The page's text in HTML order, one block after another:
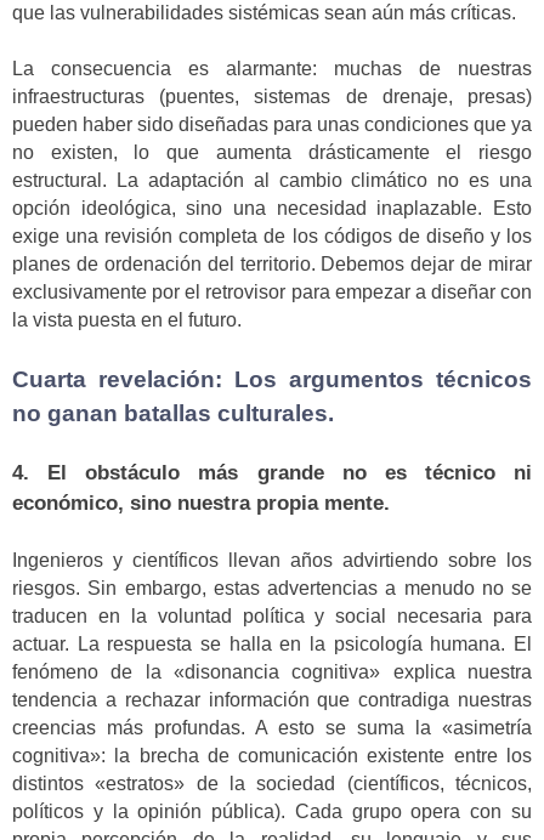
que las vulnerabilidades sistémicas sean aún más críticas.
La consecuencia es alarmante: muchas de nuestras
infraestructuras (puentes, sistemas de drenaje, presas)
pueden haber sido diseñadas para unas condiciones que ya
no existen, lo que aumenta drásticamente el riesgo
estructural. La adaptación al cambio climático no es una
opción ideológica, sino una necesidad inaplazable. Esto
exige una revisión completa de los códigos de diseño y los
planes de ordenación del territorio. Debemos dejar de mirar
exclusivamente por el retrovisor para empezar a diseñar con
la vista puesta en el futuro.
Cuarta revelación: Los argumentos técnicos
no ganan batallas culturales.
4. El obstáculo más grande no es técnico ni
económico, sino nuestra propia mente.
Ingenieros y científicos llevan años advirtiendo sobre los
riesgos. Sin embargo, estas advertencias a menudo no se
traducen en la voluntad política y social necesaria para
actuar. La respuesta se halla en la psicología humana. El
fenómeno de la «disonancia cognitiva» explica nuestra
tendencia a rechazar información que contradiga nuestras
creencias más profundas. A esto se suma la «asimetría
cognitiva»: la brecha de comunicación existente entre los
distintos «estratos» de la sociedad (científicos, técnicos,
políticos y la opinión pública). Cada grupo opera con su